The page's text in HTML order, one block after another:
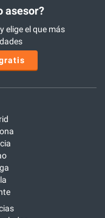
asesor?
elige el que más